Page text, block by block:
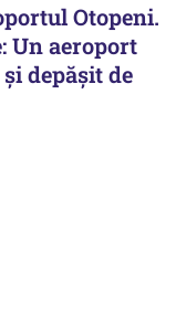
Otopeni.
Un aeroport
depășit de